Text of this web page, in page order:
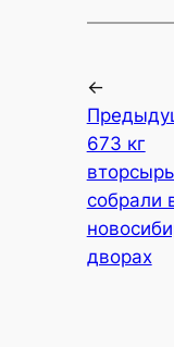
←
673 кг
собрали
дворах